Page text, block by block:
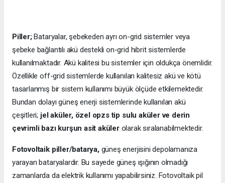
Piller;Bataryalar, şebekeden ayrı on-grid sistemler veya
şebeke bağlantılı akü destekli on-grid hibrit sistemlerde
kullanılmaktadır. Akü kalitesi bu sistemler için oldukça önemlidir.
Özellikle off-grid sistemlerde kullanılan kalitesiz akü ve kötü
tasarlanmış bir sistem kullanımı büyük ölçüde etkilemektedir.
Bundan dolayı güneş enerji sistemlerinde kullanılan akü
çeşitleri; jel aküler, özel opzs tip sulu aküler ve derin
çevrimli bazı kurşun asit akülerolarak sıralanabilmektedir.
Fotovoltaik piller/batarya,güneş enerjisini depolamanıza
yarayan bataryalardır. Bu sayede güneş ışığının olmadığı
zamanlarda da elektrik kullanımı yapabilirsiniz. Fotovoltaik pil